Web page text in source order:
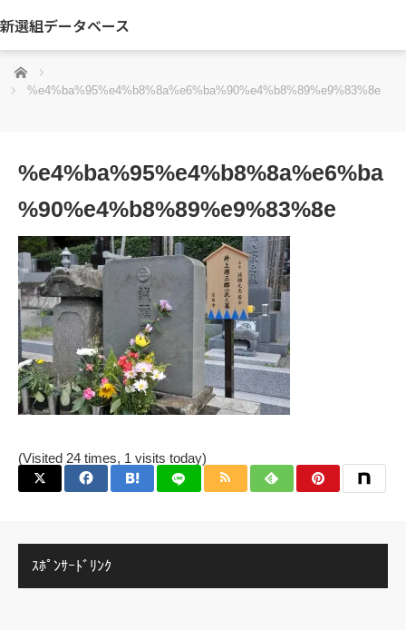
新選組データベース
ホーム
%e4%ba%95%e4%b8%8a%e6%ba%90%e4%b8%89%e9%83%8e
%e4%ba%95%e4%b8%8a%e6%ba
%90%e4%b8%89%e9%83%8e
(Visited 24 times, 1 visits today)
ｽﾎﾟﾝｻｰﾄﾞﾘﾝｸ